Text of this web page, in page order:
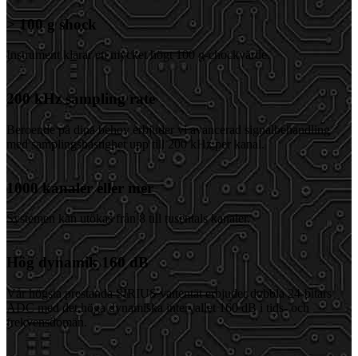
> 100 g shock
Instrument klarar ett mycket högt 100 g-chockvärde.
200 kHz sampling rate
Beroende på dina behov erbjuder vi avancerad signalbehandling
med samplingshastighet upp till 200 kHz per kanal.
1000 kanaler eller mer
Systemen kan utökas från 8 till tusentals kanaler.
Hög dynamik 160 dB
Vår högsta prestanda SIRIUS vattentät erbjuder dubbla 24-bitars
ADC med det höga dynamiska intervallet 160 dB i tids- och
frekvensdomän.